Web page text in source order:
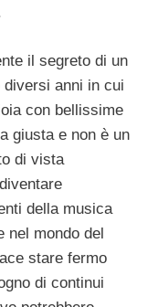
il segreto di un
anni in cui
con bellissime
giusta e non è un
di vista
della musica
nel mondo del
stare fermo
di continui